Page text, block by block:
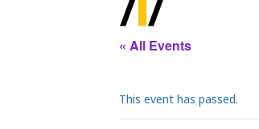
« All Events
This event has passed.